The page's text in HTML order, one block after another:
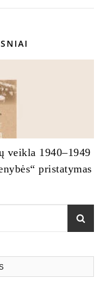
veikla 1940–1949
pristatymas